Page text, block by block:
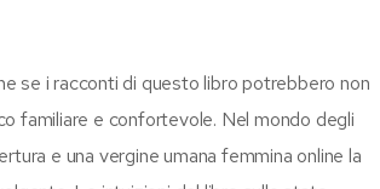
se i racconti di questo libro potrebbero non
familiare e confortevole. Nel mondo degli
e una vergine umana femmina online la